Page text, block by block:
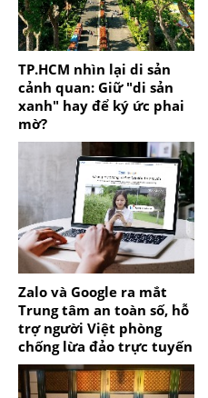
TP.HCM nhìn lại di sản
cảnh quan: Giữ "di sản
xanh" hay để ký ức phai
mờ?
Zalo và Google ra mắt
Trung tâm an toàn số, hỗ
trợ người Việt phòng
chống lừa đảo trực tuyến